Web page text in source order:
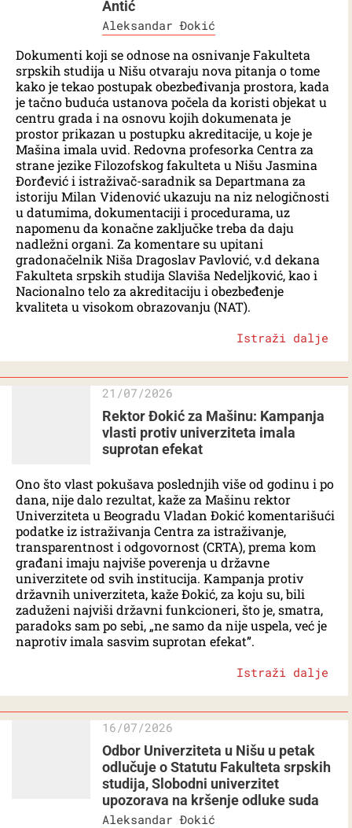
Antić
Aleksandar Đokić
Dokumenti koji se odnose na osnivanje Fakulteta
srpskih studija u Nišu otvaraju nova pitanja o tome
kako je tekao postupak obezbeđivanja prostora, kada
je tačno buduća ustanova počela da koristi objekat u
centru grada i na osnovu kojih dokumenata je
prostor prikazan u postupku akreditacije, u koje je
Mašina imala uvid. Redovna profesorka Centra za
strane jezike Filozofskog fakulteta u Nišu Jasmina
Đorđević i istraživač-saradnik sa Departmana za
istoriju Milan Videnović ukazuju na niz nelogičnosti
u datumima, dokumentaciji i procedurama, uz
napomenu da konačne zaključke treba da daju
nadležni organi. Za komentare su upitani
gradonačelnik Niša Dragoslav Pavlović, v.d dekana
Fakulteta srpskih studija Slaviša Nedeljković, kao i
Nacionalno telo za akreditaciju i obezbeđenje
kvaliteta u visokom obrazovanju (NAT).
Istraži dalje
21/07/2026
Rektor Đokić za Mašinu: Kampanja
vlasti protiv univerziteta imala
suprotan efekat
Ono što vlast pokušava poslednjih više od godinu i po
dana, nije dalo rezultat, kaže za Mašinu rektor
Univerziteta u Beogradu Vladan Đokić komentarišući
podatke iz istraživanja Centra za istraživanje,
transparentnost i odgovornost (CRTA), prema kom
građani imaju najviše poverenja u državne
univerzitete od svih institucija. Kampanja protiv
državnih univerziteta, kaže Đokić, za koju su, bili
zaduženi najviši državni funkcioneri, što je, smatra,
paradoks sam po sebi, „ne samo da nije uspela, već je
naprotiv imala sasvim suprotan efekat”.
Istraži dalje
16/07/2026
Odbor Univerziteta u Nišu u petak
odlučuje o Statutu Fakulteta srpskih
studija, Slobodni univerzitet
upozorava na kršenje odluke suda
Aleksandar Đokić